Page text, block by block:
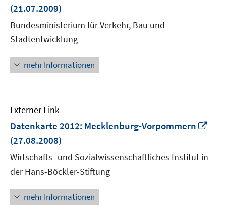
(21.07.2009)
Bundesministerium für Verkehr, Bau und
Stadtentwicklung
mehr Informationen
Externer Link
Datenkarte 2012: Mecklenburg-Vorpommern
(27.08.2008)
Wirtschafts- und Sozialwissenschaftliches Institut in
der Hans-Böckler-Stiftung
mehr Informationen